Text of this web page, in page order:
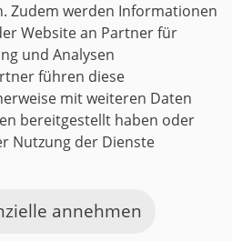
Zudem werden Informationen
Website an Partner für
und Analysen
führen diese
mit weiteren Daten
bereitgestellt haben oder
Nutzung der Dienste
annehmen
Impressum
Kontakt
instagram
jambit auf kununujambit auf linkedin
Alle Rechte vorbehalten.